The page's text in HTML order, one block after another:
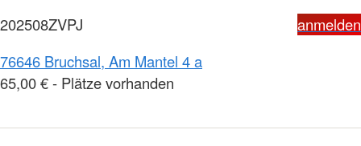
202508ZVPJ
anmelden
76646 Bruchsal, Am Mantel 4 a
65,00 € - Plätze vorhanden